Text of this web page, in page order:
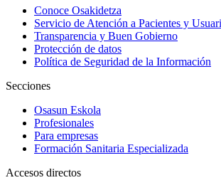
Conoce Osakidetza
Servicio de Atención a Pacientes y
Transparencia y Buen Gobierno
Protección de datos
Política de Seguridad de la Información
Secciones
Osasun Eskola
Profesionales
Para empresas
Formación Sanitaria Especializada
Accesos directos